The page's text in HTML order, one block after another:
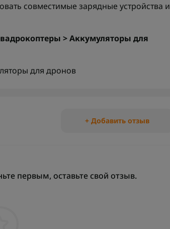
совместимые зарядные устройства и
> Аккумуляторы для
для дронов
+ Добавить отзыв
первым, оставьте свой отзыв.